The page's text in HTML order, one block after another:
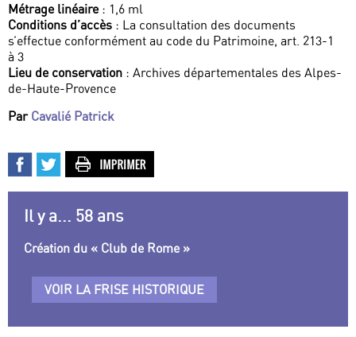
Métrage linéaire: 1,6 ml
Conditions d’accès : La consultation des documents
s’effectue conformément au code du Patrimoine, art. 213-1
à 3
Lieu de conservation : Archives départementales des Alpes-
de-Haute-Provence
Par Cavalié Patrick
Il y a... 58 ans
Création du « Club de Rome »
VOIR LA FRISE HISTORIQUE